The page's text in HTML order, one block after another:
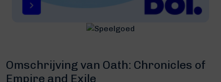
Omschrijving van Oath: Chronicles of
Empire and Exile